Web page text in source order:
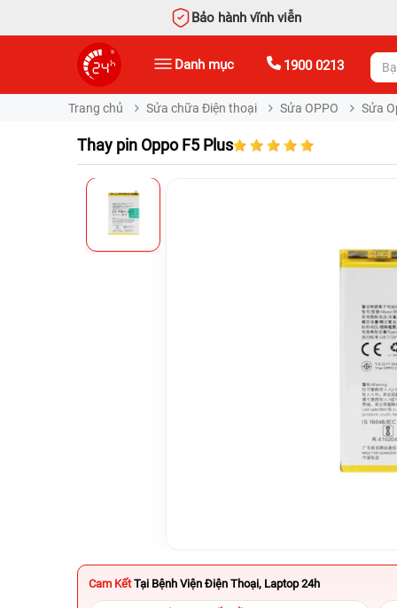
Bảo hành vĩnh viễn
Danh mục 1900 0213
Trang chủ Sửa chữa Điện thoại Sửa OPPO Sửa
Thay pin Oppo F5 Plus
Cam Kết Tại Bệnh Viện Điện Thoại, Laptop 24h